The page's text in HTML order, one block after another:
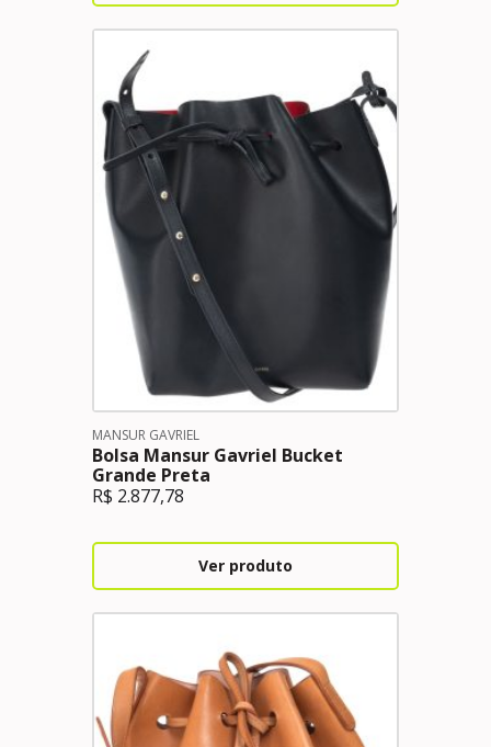
MANSUR GAVRIEL
Bolsa Mansur Gavriel Bucket
Grande Preta
R$ 2.877,78
Ver produto